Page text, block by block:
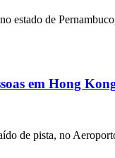
estado de
em Hong
de pista, no